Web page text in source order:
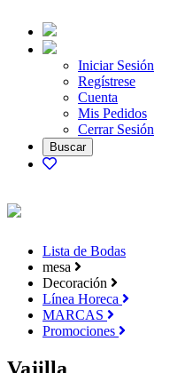
Iniciar Sesión
Regístrese
Cuenta
Mis Pedidos
Cerrar Sesión
Lista de Bodas
mesa
Decoración
Línea Horeca
MARCAS
Promociones